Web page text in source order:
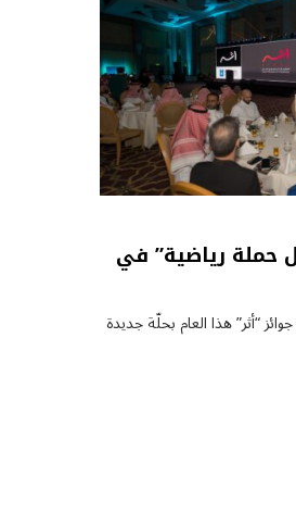
حملة رياضية” في
اغسطس 2026 تعود جوائز “أثر” هذا العام بحلّة جديدة